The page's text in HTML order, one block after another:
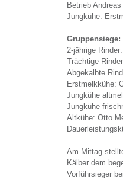
Betrieb
Jungkühe:
Gruppensiege:
2-jährige
Trächtige
Abgekalbte
Erstmelkkühe:
Jungkühe
Jungkühe
Altkühe: Otto
Am Mittag
Kälber dem
Vorführsieger